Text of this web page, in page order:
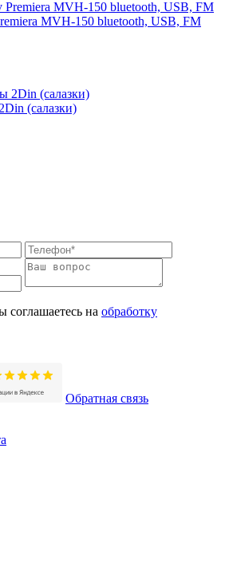
MVH-150 bluetooth, USB, FM
(салазки)
соглашаетесь на обработку
Обратная связь